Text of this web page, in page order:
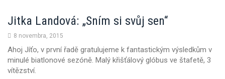
Jitka Landová: „Sním si svůj sen“
8 novembra, 2015
Ahoj Jíťo, v první řadě gratulujeme k fantastickým výsledkům v
minulé biatlonové sezóně. Malý křišťálový glóbus ve štafetě, 3
vítězství.